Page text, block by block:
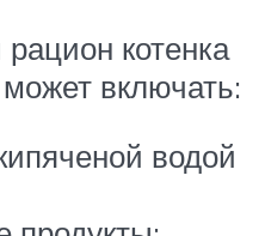
котенка
включать:
водой